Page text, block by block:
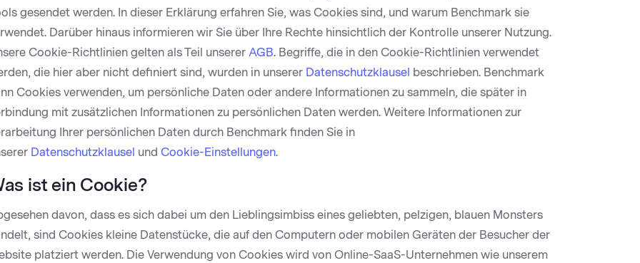
gesendet werden. In dieser Erklärung erfahren Sie, was Cookies sind, und warum Benchmark sie
Darüber hinaus informieren wir Sie über Ihre Rechte hinsichtlich der Kontrolle unserer Nutzung.
Cookie-Richtlinien gelten als Teil unserer AGB. Begriffe, die in den Cookie-Richtlinien verwendet
die hier aber nicht definiert sind, wurden in unserer Datenschutzklausel beschrieben. Benchmark
Cookies verwenden, um persönliche Daten oder andere Informationen zu sammeln, die später in
mit zusätzlichen Informationen zu persönlichen Daten werden. Weitere Informationen zur
Ihrer persönlichen Daten durch Benchmark finden Sie in
Datenschutzklausel und Cookie-Einstellungen.
ist ein Cookie?
davon, dass es sich dabei um den Lieblingsimbiss eines geliebten, pelzigen, blauen Monsters
sind Cookies kleine Datenstücke, die auf den Computern oder mobilen Geräten der Besucher der
platziert werden. Die Verwendung von Cookies wird von Online-SaaS-Unternehmen wie unserem